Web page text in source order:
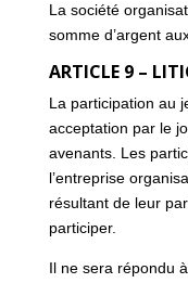
La société
somme d’argent
ARTICLE 9 –
La participation au
acceptation par le
avenants. Les
l’entreprise
résultant de leur
participer.
Il ne sera répondu